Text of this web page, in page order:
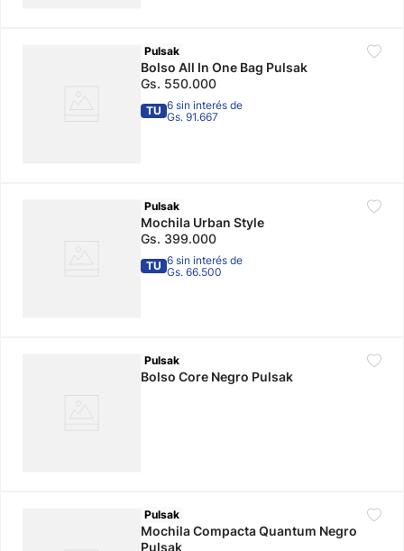
Pulsak
Bolso All In One Bag Pulsak
Gs. 550.000
TU 6 sin interés de
Gs. 91.667
Pulsak
Mochila Urban Style
Gs. 399.000
TU 6 sin interés de
Gs. 66.500
Pulsak
Bolso Core Negro Pulsak
Pulsak
Mochila Compacta Quantum Negro
Pulsak